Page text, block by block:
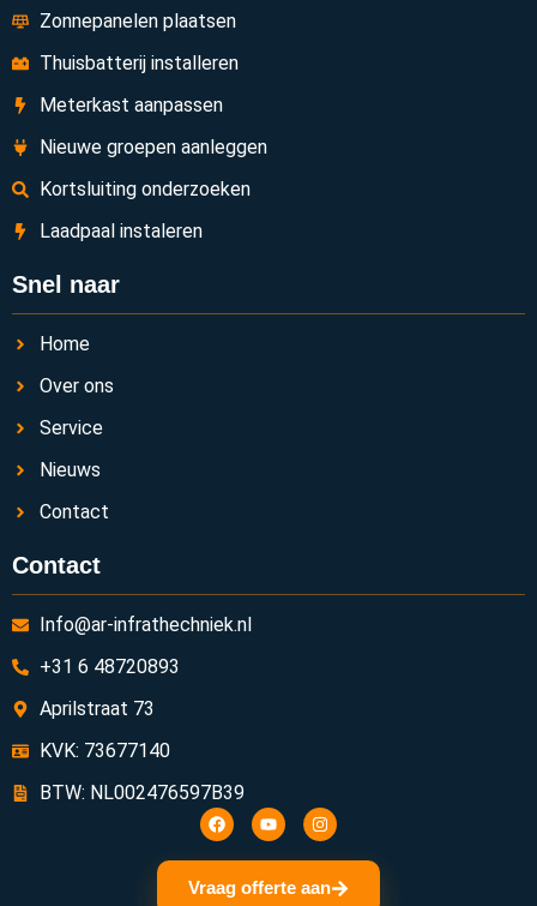
Zonnepanelen plaatsen
Thuisbatterij installeren
Meterkast aanpassen
Nieuwe groepen aanleggen
Kortsluiting onderzoeken
Laadpaal instaleren
Snel naar
Home
Over ons
Service
Nieuws
Contact
Contact
Info@ar-infrathechniek.nl
+31 6 48720893
Aprilstraat 73
KVK: 73677140
BTW: NL002476597B39
Vraag offerte aan